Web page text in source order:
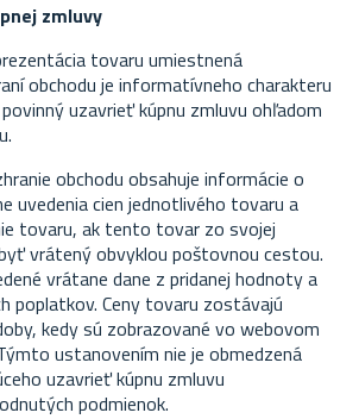
zmluvy
tovaru umiestnená
obchodu je informatívneho charakteru
uzavrieť kúpnu zmluvu ohľadom
obchodu obsahuje informácie o
uvedenia cien jednotlivého tovaru a
tovaru, ak tento tovar zo svojej
vrátený obvyklou poštovnou cestou.
vrátane dane z pridanej hodnoty a
poplatkov. Ceny tovaru zostávajú
kedy sú zobrazované vo webovom
ustanovením nie je obmedzená
uzavrieť kúpnu zmluvu
podmienok.